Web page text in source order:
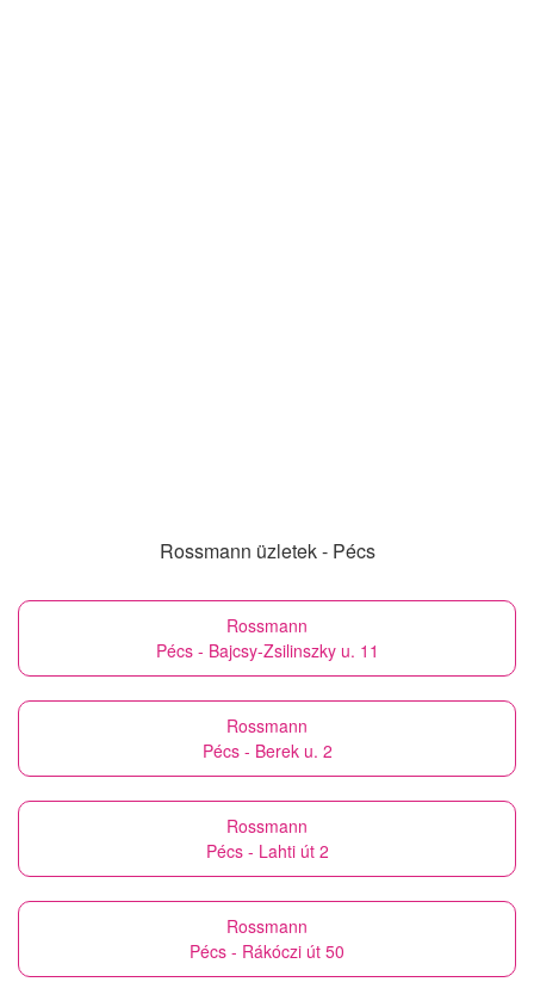
Rossmann üzletek - Pécs
Rossmann
Pécs - Bajcsy-Zsilinszky u. 11
Rossmann
Pécs - Berek u. 2
Rossmann
Pécs - Lahti út 2
Rossmann
Pécs - Rákóczi út 50